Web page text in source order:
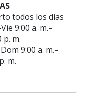
todos los días
Vie 9:00 a. m.–
p. m.
Dom 9:00 a. m.–
m.